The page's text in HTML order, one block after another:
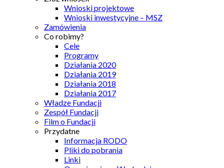
Wnioski projektowe
Wnioski inwestycyjne – MSZ
Zamówienia
Co robimy?
Cele
Programy
Działania 2020
Działania 2019
Działania 2018
Działania 2017
Władze Fundacji
Zespół Fundacji
Film o Fundacji
Przydatne
Informacja RODO
Pliki do pobrania
Linki